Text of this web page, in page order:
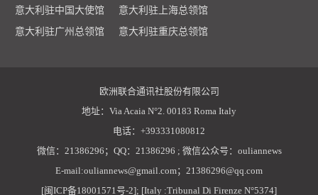
意大利驻中国大使馆
意大利驻上海总领馆
意大利驻广州总领馆
意大利驻重庆总领馆
欧洲联合通讯社股份有限公司
地址：Via Acaia N°2. 00183 Roma Italy
电话：+393331080812
微信：21386296；QQ：21386296 ; 微信公众号：ouliannews
E-mail:ouliannews@gmail.com；21386296@qq.com
[闽ICP备18001571号-2]; [Italy :Tribunal Di Firenze N°5374]